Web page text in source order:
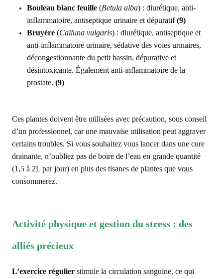
Bouleau blanc feuille (Betula alba) : diurétique, anti-
inflammatoire, antiseptique urinaire et dépuratif(9)
Bruyère (Calluna vulgaris) : diurétique, antiseptique et
anti-inflammatoire urinaire, sédative des voies urinaires,
décongestionnante du petit bassin, dépurative et
désintoxicante. Également anti-inflammatoire de la
prostate. (9)
Ces plantes doivent être utilisées avec précaution, sous conseil
d’un professionnel, car une mauvaise utilisation peut aggraver
certains troubles. Si vous souhaitez vous lancer dans une cure
drainante, n’oubliez pas de boire de l’eau en grande quantité
(1,5 à 2L par jour) en plus des tisanes de plantes que vous
consommerez.
Activité physique et gestion du stress : des
alliés précieux
L’exercice régulier stimule la circulation sanguine, ce qui